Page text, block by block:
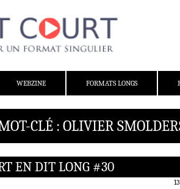
WEBZINE FORMATS LONGS
CLÉ : OLIVIER
EN DIT LONG #30